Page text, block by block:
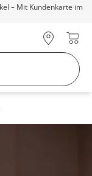
– Mit Kundenkarte im